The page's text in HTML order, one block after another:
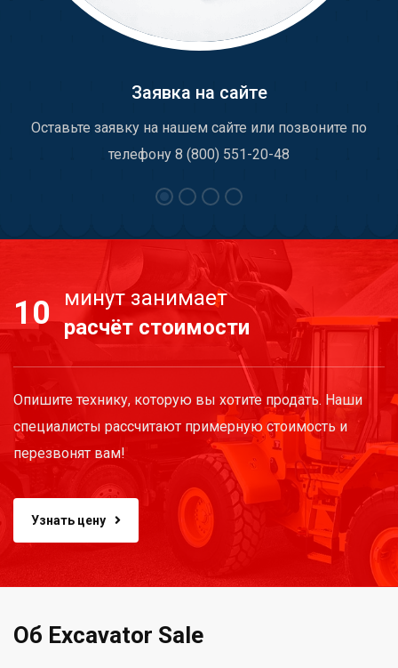
Заявка на сайте
Оставьте заявку на нашем сайте или позвоните по
телефону 8 (800) 551-20-48
10
минут занимает
расчёт стоимости
Опишите технику, которую вы хотите продать. Наши
специалисты рассчитают примерную стоимость и
перезвонят вам!
Узнать цену
Об Excavator Sale